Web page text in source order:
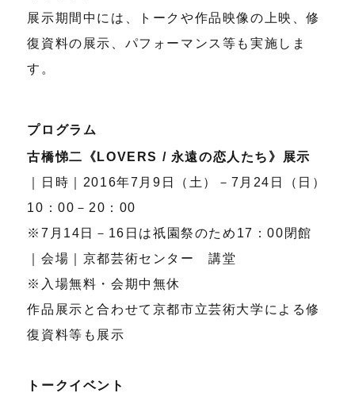
展示期間中には、トークや作品映像の上映、修
復資料の展示、パフォーマンス等も実施しま
す。
プログラム
古橋悌二《LOVERS / 永遠の恋人たち》展示
｜日時｜2016年7月9日（土）－7月24日（日）
10：00－20：00
※7月14日－16日は祇園祭のため17：00閉館
｜会場｜京都芸術センター 講堂
※入場無料・会期中無休
作品展示と合わせて京都市立芸術大学による修
復資料等も展示
トークイベント